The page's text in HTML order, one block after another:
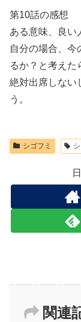
第10話の感想
ある意味、良い
自分の場合、今
るか？と考えた
絶対出席しない
う。
シゴフミ
関連